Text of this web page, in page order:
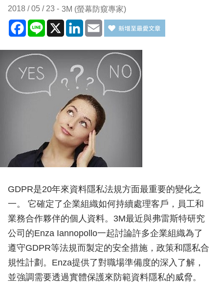
2018 / 05 / 23 3M (螢幕防窺專家)
Facebook
Line X LinkedIn
Email
GDPR是20年來資料隱私法規方面最重要的變化之
一。 它確定了企業組織如何持續處理客戶，員工和
業務合作夥伴的個人資料。3M最近與弗雷斯特研究
公司的Enza Iannopollo一起討論許多企業組織為了
遵守GDPR等法規而製定的安全措施，政策和隱私合
規性計劃。Enza提供了對職場準備度的深入了解，
並強調需要透過實體保護來防範資料隱私的威脅。